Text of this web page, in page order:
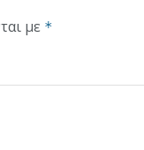
με *